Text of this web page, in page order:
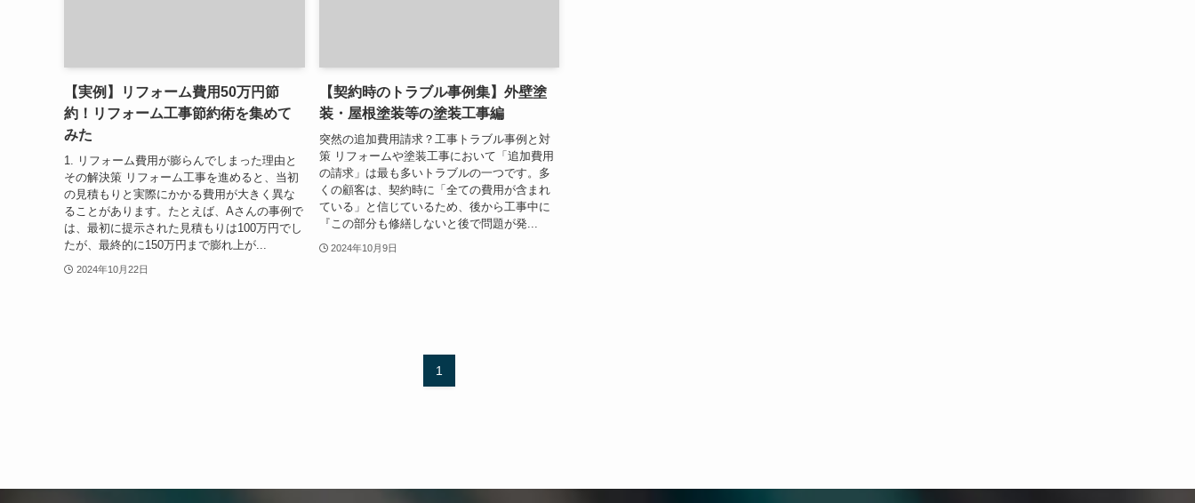
【実例】リフォーム費用50万円節
約！リフォーム工事節約術を集めて
みた
1. リフォーム費用が膨らんでしまった理由と
その解決策 リフォーム工事を進めると、当初
の見積もりと実際にかかる費用が大きく異な
ることがあります。たとえば、Aさんの事例で
は、最初に提示された見積もりは100万円でし
たが、最終的に150万円まで膨れ上が...
2024年10月22日
【契約時のトラブル事例集】外壁塗
装・屋根塗装等の塗装工事編
突然の追加費用請求？工事トラブル事例と対
策 リフォームや塗装工事において「追加費用
の請求」は最も多いトラブルの一つです。多
くの顧客は、契約時に「全ての費用が含まれ
ている」と信じているため、後から工事中に
『この部分も修繕しないと後で問題が発...
2024年10月9日
1